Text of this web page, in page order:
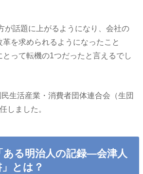
が話題に上がるようになり、会社の
革を求められるようになったこと
って転機の1つだったと言えるでし
生活産業・消費者団体連合会（生団
しました。
ある明治人の記録―会津人
とは？